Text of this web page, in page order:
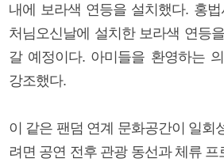
내에 보라색 연등을 설치했다. 홍
처님오신날에 설치한 보라색 연등
갈 예정이다. 아미들을 환영하는
강조했다.
이 같은 팬덤 연계 문화공간이 일회
려면 공연 전후 관광 동선과 체류